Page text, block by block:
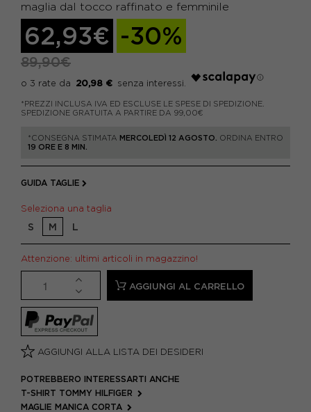
maglia dal tocco raffinato e femminile
62,93€ -30%
89,90€
20,98 €
*PREZZI INCLUSA IVA ED ESCLUSE LE SPESE DI SPEDIZIONE.
SPEDIZIONE GRATUITA A PARTIRE DA 99,00€
*CONSEGNA STIMATA MERCOLEDÌ 12 AGOSTO.
ORDINA ENTRO
19 ORE E 8 MIN.
GUIDA TAGLIE
Seleziona una taglia
S M L
Attenzione: ultimi articoli in magazzino!
AGGIUNGI AL CARRELLO
AGGIUNGI ALLA LISTA DEI DESIDERI
POTREBBERO INTERESSARTI ANCHE
T-SHIRT TOMMY HILFIGER
MAGLIE MANICA CORTA